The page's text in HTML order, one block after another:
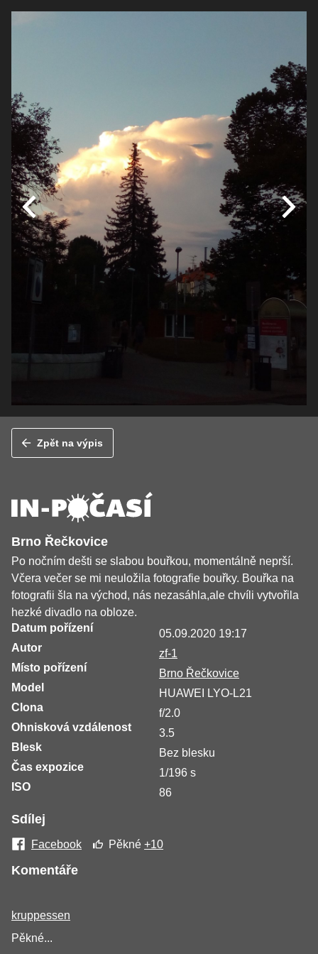
Zpět na výpis
Brno Řečkovice
Po nočním dešti se slabou bouřkou, momentálně neprší.
Včera večer se mi neuložila fotografie bouřky. Bouřka na
fotografii šla na východ, nás nezasáhla,ale chvíli vytvořila
hezké divadlo na obloze.
Datum pořízení
05.09.2020 19:17
Autor
zf-1
Místo pořízení
Brno Řečkovice
Model
HUAWEI LYO-L21
Clona
f/2.0
Ohnisková vzdálenost
3.5
Blesk
Bez blesku
Čas expozice
1/196 s
ISO
86
Sdílej
Facebook Pěkné+10
Komentáře
kruppessen
Pěkné...